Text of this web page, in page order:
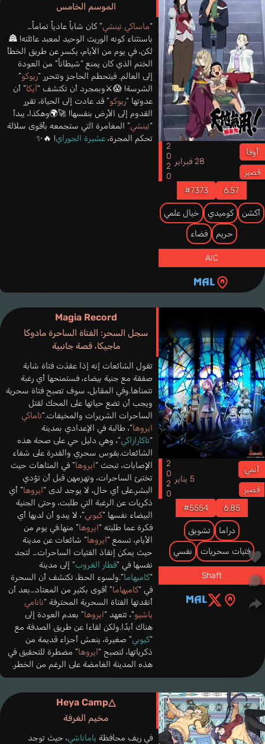
الموسم الخامس
أوفا
قصير
28 فبراير 2020
6.57
#7373
أكشن كوميدي خيال علمي
حريم فضاء
AIC
“ماساكي تينشي” كان شاباً عادياً تماماً…
باستثناء كونه الوريث الوحيد لمعبد عائلته! 🏯
لكن، في يوم من الأيام، يكسر عن طريق الخطأ
الختم الذي كان يمنع “شيطاناً” من العودة
إلى العالم. فيتحطم الحاجز وتتحرر “ريوكو”
الشرسة! 😱⚔️وبمجرد أن تكتشف “آيكا” أن
عدوتها “ريوكو” قد عادت إلى الحياة، تقرر
القدوم إلى الأرض بنفسها! 🚀🌍وهكذا، يبدأ
“تينشي” المغامرة التي ستجمعه بأقوى سلالة
تحكم المجرة، عشيرة الجوراي! 🔥✨
Magia Record
سجل السحر: الفتاة الساحرة مادوكا
ماجيكا، قصة جانبية
أنمي
قصير
5 يناير 2020
6.85
#5554
دراما تشويق
فتيات سحريات نفسي
Shaft
تقول الشائعات إنه إذا عقدَت فتاة شابة
صفقة مع جنية بيضاء، فستمنحها أي رغبة
تتمناها.وفي المقابل، سوف تصبح فتاة سحرية
ويجب أن تضع حياتها على المحك لقتل
الساحرات الشريرات والمخيفات.“تاماكي
ايروها”، طالبة في الإعدادي بمدينة
“تاكارازاكي”، وهي دليل حي على صحة هذه
الشائعات.بقوس سحري والقدرة على شفاء
الإصابات، تبحث “ايروها” في المتاهات حيث
تختبئ الساحرات، وتهزمهن قبل أن تؤدي
البشر.على أي حال، لا يوجد لدى “ايروها” أي
ذكريات عن الرغبة التي طلبت، وحتى الجنية
البيضاء نفسها “كيوبي”، لا يبدو أن لديها أي
فكرة عما طلبته “ايروها” منها.في يوم من
الأيام، تسمع “ايروها” شائعات عن مدينة
حيث يمكن إنقاذ الفتيات الساحرات… لتجد
نفسها في “قطار الغروب” إلى مدينة
“كاميهاما”.ولسوء الحظ، تكتشف أن السحرة
في “كاميهاما” أقوى بكثير من المعتاد…بعد أن
أنقدتها الفتاة السحرية المحترفة “نانامي
ياشيو”، تتعهد “ايروها” بعدم العودة إلى
هناك أبدًا.ولكن لقاءا عن طريق الصدفة مع
“كيوبي” صغيرة، ينعش أجزاء قديمة من
ذكرياتها، لتصبح “ايروها” مضطرة للتحقيق في
هذه المدينة الغامضة على الرغم من الخطر.
Heya Camp△
مخيم الغرفة
في ريف محافظة ياماناشي، حيث توجد